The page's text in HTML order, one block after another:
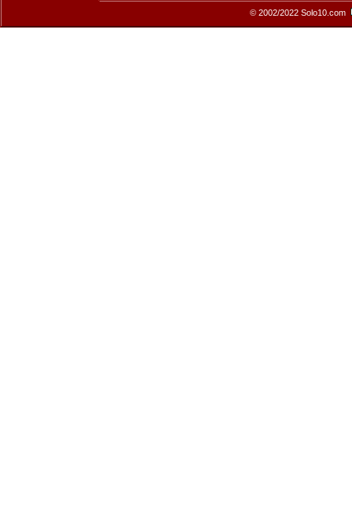
© 2002/2022 Solo10.com